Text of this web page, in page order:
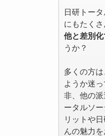
日研トー
にもたく
他と差別
うか？
多くの方
ようか迷
非、他の
ータルソ
リットや
んの魅力を